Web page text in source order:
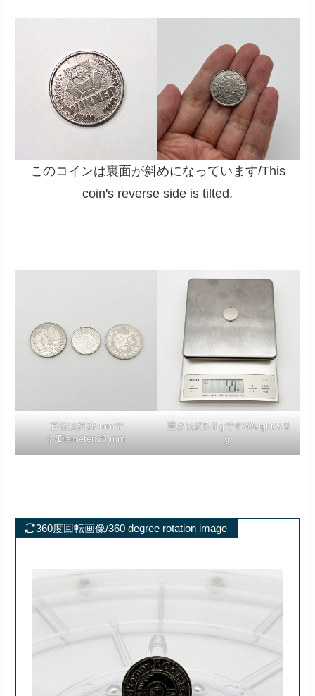
このコインは裏面が斜めになっています/This
coin's reverse side is tilted.
直径は約25 mmで
す/Diameter:25 mm.
重さは約5.9 gです/Weight:5.9
g.
360度回転画像/360 degree rotation image